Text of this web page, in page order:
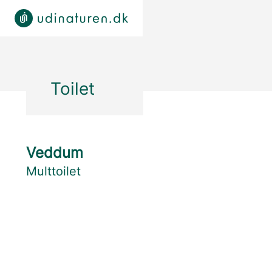
Toilet
Veddum
Multtoilet